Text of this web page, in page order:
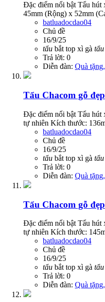
Đặc điểm nổi bật Tẩu hút
45mm (Rộng) x 52mm
batluadocdao04
Chủ đề
16/9/25
tẩu bắt top xì gà tẩu
Trả lời: 0
Diễn đàn: Quà
Tẩu Chacom gỗ
Đặc điểm nổi bật Tẩu hút
tự nhiên Kích thước:
batluadocdao04
Chủ đề
16/9/25
tẩu bắt top xì gà tẩu
Trả lời: 0
Diễn đàn: Quà
Tẩu Chacom gỗ
Đặc điểm nổi bật Tẩu hút
tự nhiên Kích thước:
batluadocdao04
Chủ đề
16/9/25
tẩu bắt top xì gà tẩu
Trả lời: 0
Diễn đàn: Quà